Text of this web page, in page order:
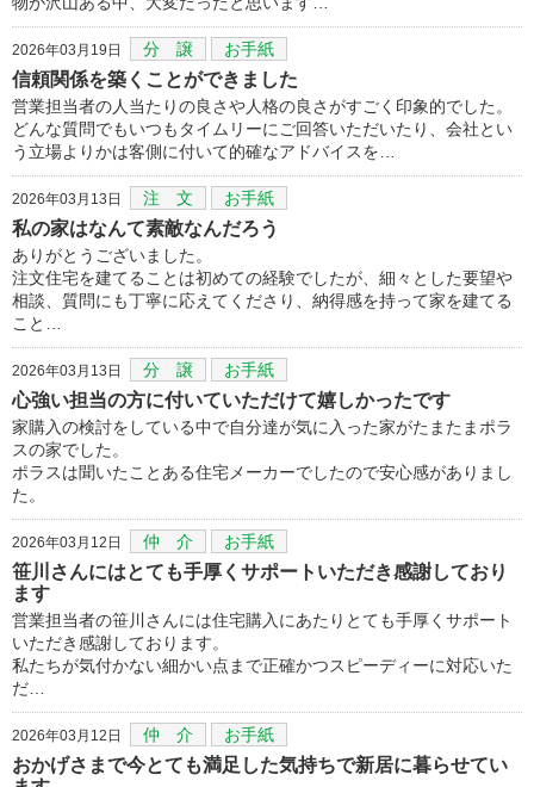
2026年03月19日 分 譲 お手紙
信頼関係を築くことができました
営業担当者の人当たりの良さや人格の良さがすごく印象的でした。
どんな質問でもいつもタイムリーにご回答いただいたり、会社とい
う立場よりかは客側に付いて的確なアドバイスを…
2026年03月13日 注 文 お手紙
私の家はなんて素敵なんだろう
ありがとうございました。
注文住宅を建てることは初めての経験でしたが、細々とした要望や
相談、質問にも丁寧に応えてくださり、納得感を持って家を建てる
こと…
2026年03月13日 分 譲 お手紙
心強い担当の方に付いていただけて嬉しかったです
家購入の検討をしている中で自分達が気に入った家がたまたまポラ
スの家でした。
ポラスは聞いたことある住宅メーカーでしたので安心感がありまし
た。
2026年03月12日 仲 介 お手紙
笹川さんにはとても手厚くサポートいただき感謝しており
ます
営業担当者の笹川さんには住宅購入にあたりとても手厚くサポート
いただき感謝しております。
私たちが気付かない細かい点まで正確かつスピーディーに対応いた
だ…
2026年03月12日 仲 介 お手紙
おかげさまで今とても満足した気持ちで新居に暮らせてい